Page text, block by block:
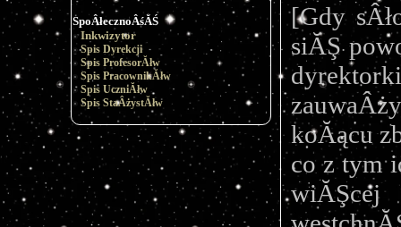
SpoÂłecznoÂśĂŚ
Inkwizytor
Spis Dyrekcji
Spis ProfesorĂłw
Spis PracownikĂłw
Spis UczniĂłw
Spis StaÂżystĂłw
[Gdy
siĂŞ
koĂącu
co z tym